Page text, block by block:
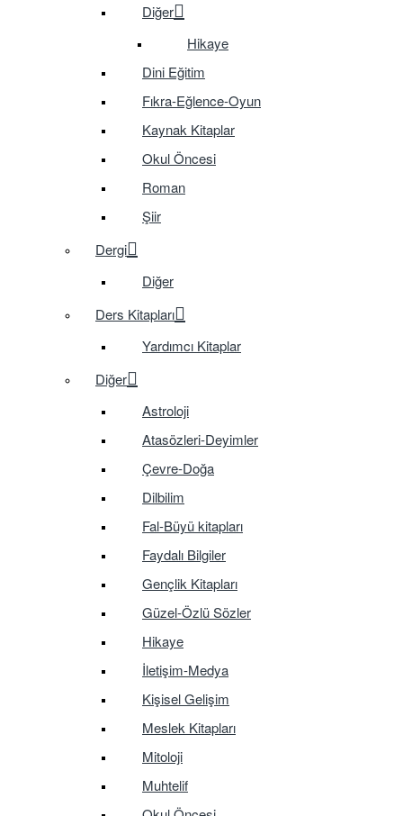
Diğer
Hikaye
Dini Eğitim
Fıkra-Eğlence-Oyun
Kaynak Kitaplar
Okul Öncesi
Roman
Şiir
Dergi
Diğer
Ders Kitapları
Yardımcı Kitaplar
Diğer
Astroloji
Atasözleri-Deyimler
Çevre-Doğa
Dilbilim
Fal-Büyü kitapları
Faydalı Bilgiler
Gençlik Kitapları
Güzel-Özlü Sözler
Hikaye
İletişim-Medya
Kişisel Gelişim
Meslek Kitapları
Mitoloji
Muhtelif